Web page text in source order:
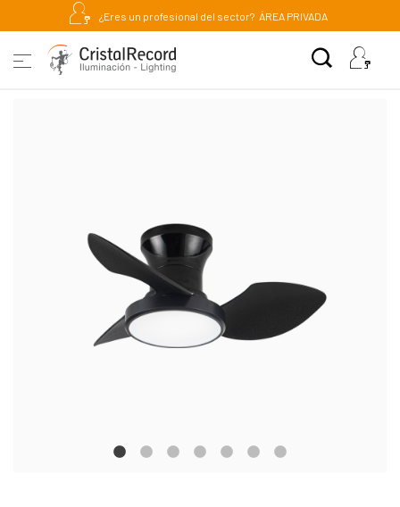
¿Eres un profesional del sector? ÁREA PRIVADA